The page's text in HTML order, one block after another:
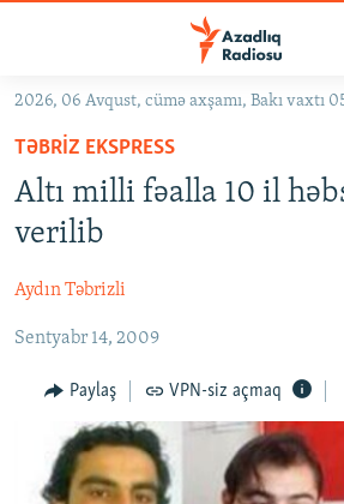
Əsas
qayıt
Əsas
naviqasiyaya
qayıt
Axtarışa
keç
GÜNDƏM
#İZAHLA
KORRUPSIOMETR
FƏRQƏ BAX
QANUNI DOĞRU
ARAŞDIRMA
MULTIMEDIA
VIDEO
RADIO ARXIV
2026, 06 Avqust, cümə axşamı, Bakı vaxtı
TƏBRIZ EKSPRESS
Altı milli fəalla 10 il
verilib
Aydın Təbrizli
Sentyabr 14, 2009
Paylaş VPN-siz açmaq